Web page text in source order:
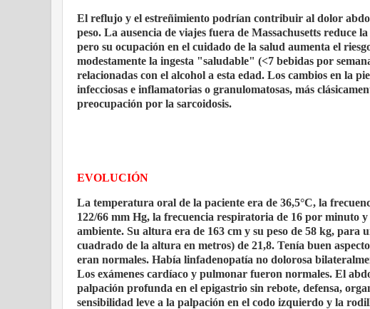
El reflujo y el estreñimiento podrían contribuir al dolor
peso. La ausencia de viajes fuera de Massachusetts reduce
pero su ocupación en el cuidado de la salud aumenta el
modestamente la ingesta "saludable" (<7 bebidas por
relacionadas con el alcohol a esta edad. Los cambios en la
infecciosas e inflamatorias o granulomatosas, más
preocupación por la sarcoidosis.
EVOLUCIÓN
La temperatura oral de la paciente era de 36,5°C, la
122/66 mm Hg, la frecuencia respiratoria de 16 por minuto
ambiente. Su altura era de 163 cm y su peso de 58 kg,
cuadrado de la altura en metros) de 21,8. Tenía buen
eran normales. Había linfadenopatía no dolorosa
Los exámenes cardíaco y pulmonar fueron normales. El
palpación profunda en el epigastrio sin rebote, defensa,
sensibilidad leve a la palpación en el codo izquierdo y la